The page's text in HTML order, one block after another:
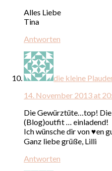
Alles Liebe
Tina
Antworten
die kleine
14. November 2013 at
Die Gewürztüte…top!
(Blog)outfit … einladend!
Ich wünsche dir von ♥en
Ganz liebe grüße, Lilli
Antworten